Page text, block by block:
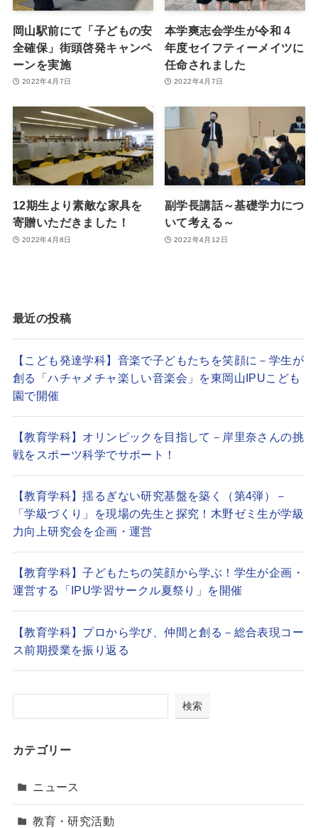
岡山駅前にて「子どもの安
全確保」街頭啓発キャンペ
ーンを実施
2022年4月7日
本学爽志会学生が令和 4
年度セイフティーメイツに
任命されました
2022年4月7日
12期生より素敵な家具を
寄贈いただきました！
2022年4月8日
副学長講話～基礎学力につ
いて考える～
2022年4月12日
最近の投稿
【こども発達学科】音楽で子どもたちを笑顔に－学生が
創る「ハチャメチャ楽しい音楽会」を東岡山IPUこども
園で開催
【教育学科】オリンピックを目指して－岸里奈さんの挑
戦をスポーツ科学でサポート！
【教育学科】揺るぎない研究基盤を築く（第4弾）－
「学級づくり」を現場の先生と探究！木野ゼミ生が学級
力向上研究会を企画・運営
【教育学科】子どもたちの笑顔から学ぶ！学生が企画・
運営する「IPU学習サークル夏祭り」を開催
【教育学科】プロから学び、仲間と創る－総合表現コー
ス前期授業を振り返る
検索
カテゴリー
ニュース
教育・研究活動